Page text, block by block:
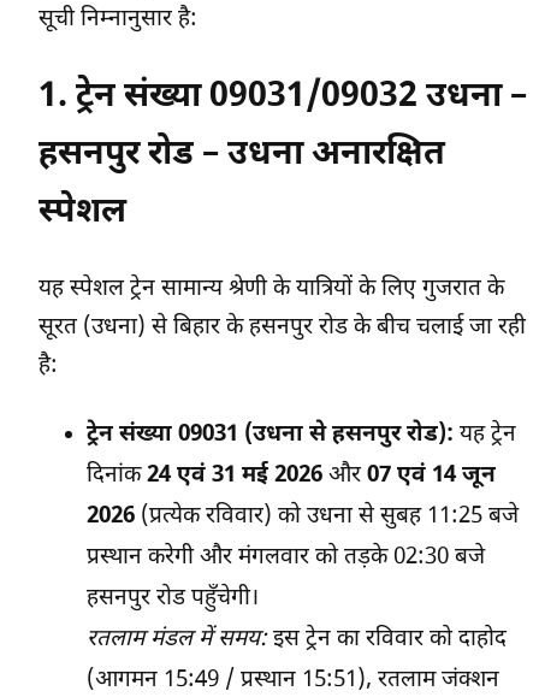
सूची निम्नानुसार है:
1. ट्रेन संख्या 09031/09032 उधना –
हसनपुर रोड – उधना अनारक्षित
स्पेशल
यह स्पेशल ट्रेन सामान्य श्रेणी के यात्रियों के लिए गुजरात के
सूरत (उधना) से बिहार के हसनपुर रोड के बीच चलाई जा रही
है:
ट्रेन संख्या 09031 (उधना से हसनपुर रोड): यह ट्रेन
दिनांक24 एवं 31 मई 2026 और 07 एवं 14 जून
2026 (प्रत्येक रविवार) को उधना से सुबह 11:25 बजे
प्रस्थान करेगी और मंगलवार को तड़के 02:30 बजे
हसनपुर रोड पहुँचेगी।
रतलाम मंडल में समय:इस ट्रेन का रविवार को दाहोद
(आगमन 15:49 / प्रस्थान 15:51), रतलाम जंक्शन